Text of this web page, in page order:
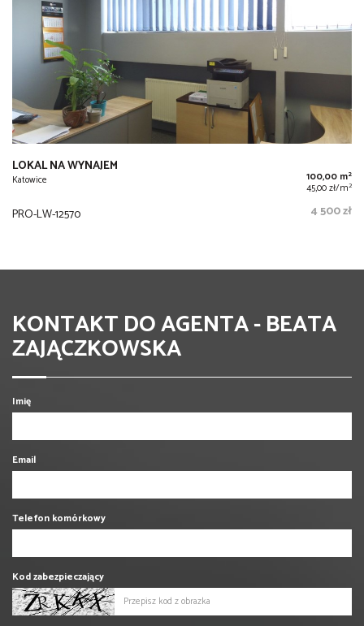
LOKAL NA WYNAJEM
Katowice 100,00 m2
45,00 zł/m2
PRO-LW-12570 4 500 zł
KONTAKT DO AGENTA - BEATA
ZAJĄCZKOWSKA
Imię
Email
Telefon komórkowy
Kod zabezpieczający